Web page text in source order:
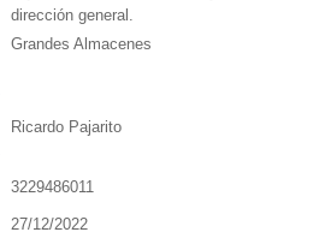
dirección general.
Grandes Almacenes
Ricardo Pajarito
3229486011
27/12/2022